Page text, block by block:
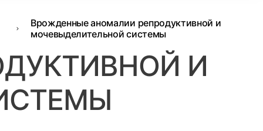
Врожденные аномалии репродуктивной и
мочевыделительной системы
И